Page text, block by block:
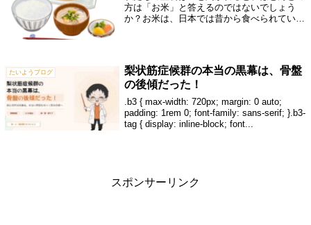
方は「お米」と答えるのではないでしょう
か？お米は、日本では昔から食べられている
漢...
たいようブログ
梨状筋症候群の本当の黒幕は、骨盤
の後傾だった！
.b3 { max-width: 720px; margin: 0 auto;
padding: 1rem 0; font-family: sans-serif; }.b3-
tag { display: inline-block; font...
スポンサーリンク